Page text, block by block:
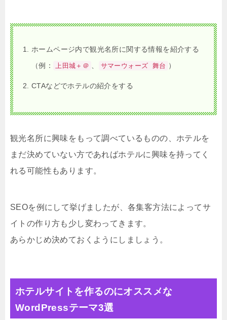
ホームページ内で観光名所に関する情報を紹介する
（例：
上田城＋＠ 、 サマーウォーズ 舞台 ）
CTAなどでホテルの紹介をする
観光名所に興味をもって調べているものの、ホテルを
まだ決めていない方であればホテルに興味を持ってく
れる可能性もあります。
SEOを例にして挙げましたが、各集客方法によってサ
イトの作り方も少し変わってきます。
あらかじめ決めておくようにしましょう。
ホテルサイトを作るのにオススメな
WordPressテーマ3選